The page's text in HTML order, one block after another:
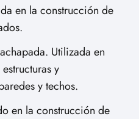
en la construcción de
Utilizada en
y
y techos.
en la construcción de